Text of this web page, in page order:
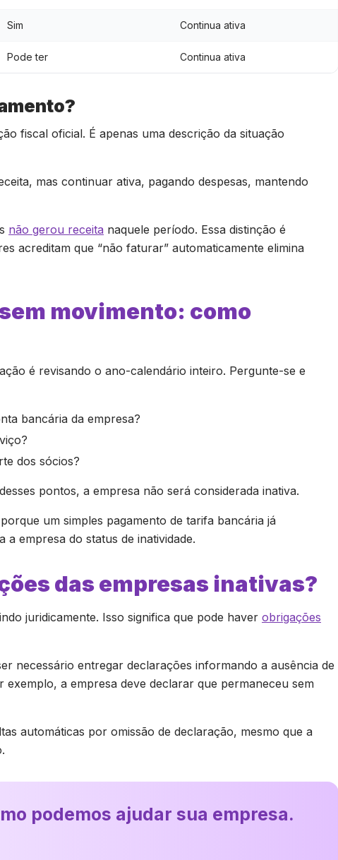
Sim Continua ativa
Pode ter Continua ativa
fiscal oficial. É apenas uma descrição da situação
mas continuar ativa, pagando despesas, mantendo
não gerou receita naquele período. Essa distinção é
acreditam que “não faturar” automaticamente elimina
movimento: como
é revisando o ano-calendário inteiro. Pergunte-se e
bancária da empresa?
dos sócios?
pontos, a empresa não será considerada inativa.
um simples pagamento de tarifa bancária já
empresa do status de inatividade.
das empresas inativas?
juridicamente. Isso significa que pode haver obrigações
necessário entregar declarações informando a ausência de
exemplo, a empresa deve declarar que permaneceu sem
automáticas por omissão de declaração, mesmo que a
podemos ajudar sua empresa.